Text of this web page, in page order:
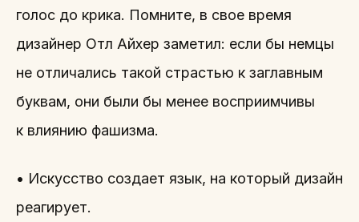
голос до крика. Помните, в свое время
дизайнер Отл Айхер заметил: если бы немцы
не отличались такой страстью к заглавным
буквам, они были бы менее восприимчивы
к влиянию фашизма.
• Искусство создает язык, на который дизайн
реагирует.